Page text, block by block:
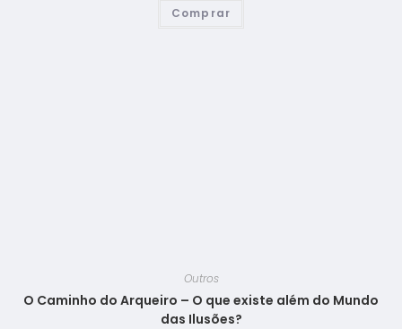
Comprar
Outros
O Caminho do Arqueiro – O que existe além do Mundo
das Ilusões?